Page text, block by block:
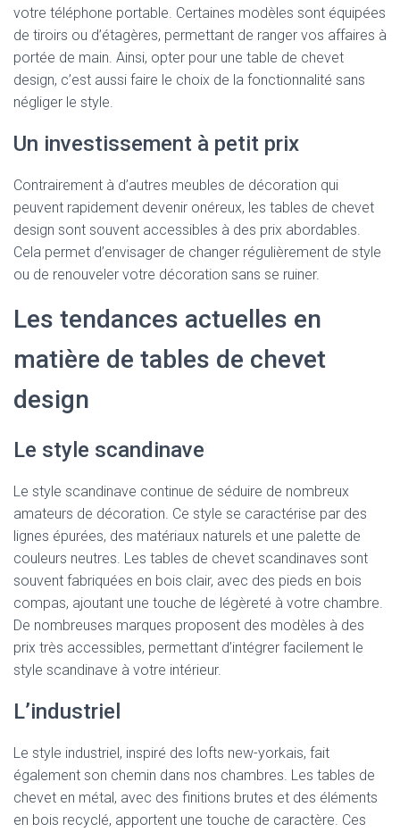
votre téléphone portable. Certaines modèles sont équipées
de tiroirs ou d’étagères, permettant de ranger vos affaires à
portée de main. Ainsi, opter pour une table de chevet
design, c’est aussi faire le choix de la fonctionnalité sans
négliger le style.
Un investissement à petit prix
Contrairement à d’autres meubles de décoration qui
peuvent rapidement devenir onéreux, les tables de chevet
design sont souvent accessibles à des prix abordables.
Cela permet d’envisager de changer régulièrement de style
ou de renouveler votre décoration sans se ruiner.
Les tendances actuelles en
matière de tables de chevet
design
Le style scandinave
Le style scandinave continue de séduire de nombreux
amateurs de décoration. Ce style se caractérise par des
lignes épurées, des matériaux naturels et une palette de
couleurs neutres. Les tables de chevet scandinaves sont
souvent fabriquées en bois clair, avec des pieds en bois
compas, ajoutant une touche de légèreté à votre chambre.
De nombreuses marques proposent des modèles à des
prix très accessibles, permettant d’intégrer facilement le
style scandinave à votre intérieur.
L’industriel
Le style industriel, inspiré des lofts new-yorkais, fait
également son chemin dans nos chambres. Les tables de
chevet en métal, avec des finitions brutes et des éléments
en bois recyclé, apportent une touche de caractère. Ces